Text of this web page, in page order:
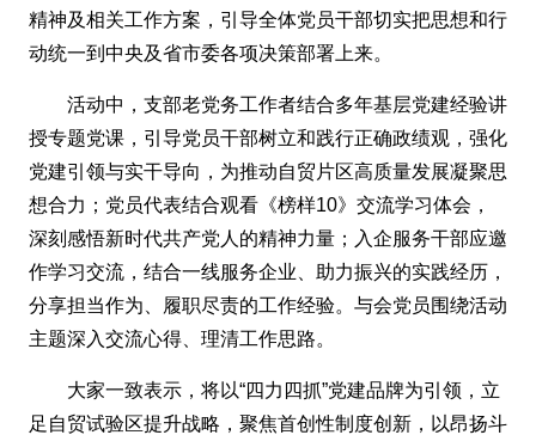
精神及相关工作方案，引导全体党员干部切实把思想和行
动统一到中央及省市委各项决策部署上来。
活动中，支部老党务工作者结合多年基层党建经验讲
授专题党课，引导党员干部树立和践行正确政绩观，强化
党建引领与实干导向，为推动自贸片区高质量发展凝聚思
想合力；党员代表结合观看《榜样10》交流学习体会，
深刻感悟新时代共产党人的精神力量；入企服务干部应邀
作学习交流，结合一线服务企业、助力振兴的实践经历，
分享担当作为、履职尽责的工作经验。与会党员围绕活动
主题深入交流心得、理清工作思路。
大家一致表示，将以“四力四抓”党建品牌为引领，立
足自贸试验区提升战略，聚焦首创性制度创新，以昂扬斗